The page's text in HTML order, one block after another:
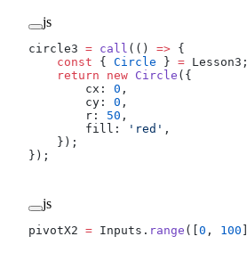
js
circle3 = call (() => {
    const
{ Circle } = Lesson3;
    return
new Circle ({
        cx:
0 ,
        cy:
0 ,
        r:
50 ,
        fill:
'red' ,
    });
});
js
pivotX2 = Inputs. range ([ 0 , 100